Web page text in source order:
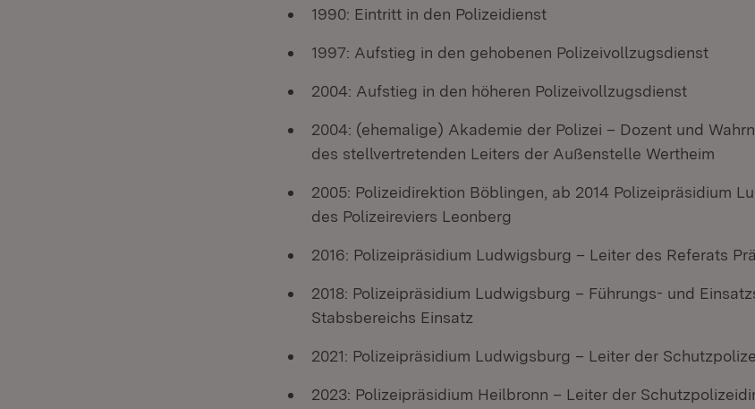
1990: Eintritt in den Polizeidienst
1997: Aufstieg in den gehobenen Polizeivollzugsdienst
2004: Aufstieg in den höheren Polizeivollzugsdienst
2004: (ehemalige) Akademie der Polizei – Dozent und
des stellvertretenden Leiters der Außenstelle Wertheim
2005: Polizeidirektion Böblingen, ab 2014 Polizeipräsidium
des Polizeireviers Leonberg
2016: Polizeipräsidium Ludwigsburg – Leiter des Referats
2018: Polizeipräsidium Ludwigsburg – Führungs- und
Stabsbereichs Einsatz
2021: Polizeipräsidium Ludwigsburg – Leiter der
2023: Polizeipräsidium Heilbronn – Leiter der